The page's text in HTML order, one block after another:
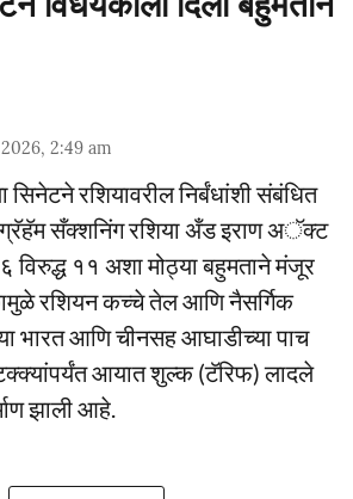
2:49 am
सिनेटने रशियावरील निर्बंधांशी संबंधित
ग्रॅहॅम सँक्शनिंग रशिया अँड इराण अॅक्ट
११ अशा मोठ्या बहुमताने मंजूर
रशियन कच्चे तेल आणि नैसर्गिक
भारत आणि चीनसह आघाडीच्या पाच
आयात शुल्क (टॅरिफ) लादले
झाली आहे.